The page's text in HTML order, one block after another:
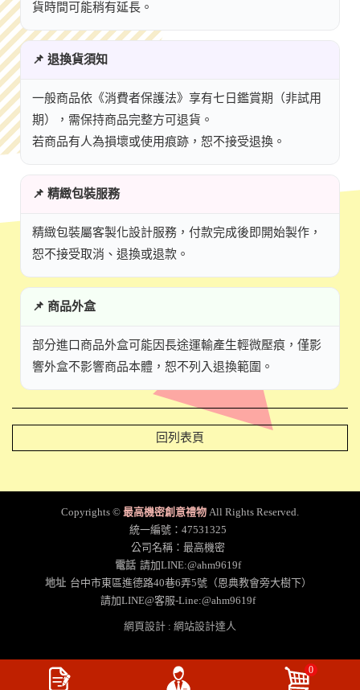
貨時間可能稍有延長。
📌 退換貨須知
一般商品依《消費者保護法》享有七日鑑賞期（非試用
期），需保持商品完整方可退貨。
若商品有人為損壞或使用痕跡，恕不接受退換。
📌 精緻包裝服務
精緻包裝屬客製化設計服務，付款完成後即開始製作，
恕不接受取消、退換或退款。
📌 商品外盒
部分進口商品外盒可能因長途運輸產生輕微壓痕，僅影
響外盒不影響商品本體，恕不列入退換範圍。
回列表頁
0
Copyrights © 最高機密創意禮物 All Rights Reserved.
統一編號：47531325
公司名稱：最高機密
電話 請加LINE:@ahm9619f
地址 台中市東區進德路40巷6弄5號（恩典教會旁大樹下）
請加LINE@客服-Line:@ahm9619f
網頁設計 : 網站設計達人